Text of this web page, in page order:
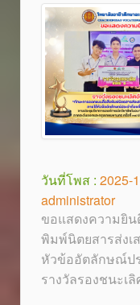
วันที่โพส : 2025-
administrator
ขอแสดงความยิ
พิมพ์นิตยสารส่งเ
หัวข้ออัตลักษณ์ป
รางวัลรองชนะเ